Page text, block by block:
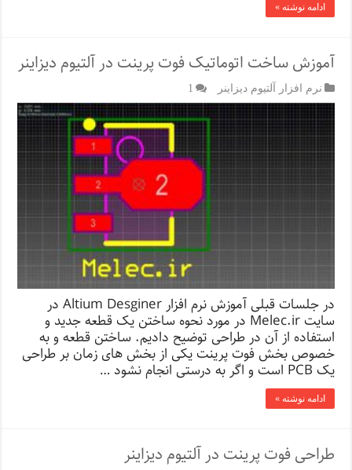
ادامه نوشته »
آموزش ساخت اتوماتیک فوت پرینت در آلتیوم دیزاینر
نرم افزار آلتیوم دیزاینر 1
در جلسات قبلی آموزش نرم افزار Altium Desginer در
سایت Melec.ir در مورد نحوه ساختن یک قطعه جدید و
استفاده از آن در طراحی توضیح دادیم. ساختن قطعه و به
خصوص بخش فوت پرینت یکی از بخش های زمان بر طراحی
یک PCB است و اگر به درستی انجام نشود …
ادامه نوشته »
طراحی فوت پرینت در آلتیوم دیزاینر